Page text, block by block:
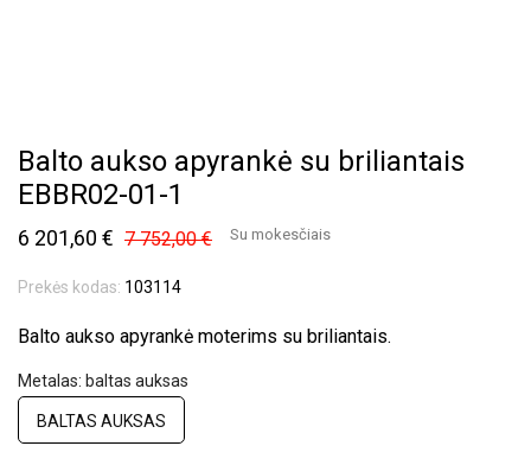
Balto aukso apyrankė su briliantais
EBBR02-01-1
6 201,60 € 7 752,00 € Su mokesčiais
Prekės kodas: 103114
Balto aukso apyrankė moterims su briliantais.
Metalas: baltas auksas
BALTAS AUKSAS